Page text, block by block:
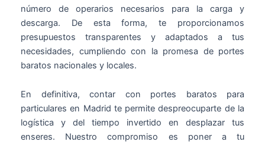
número de operarios necesarios para la carga y
descarga. De esta forma, te proporcionamos
presupuestos transparentes y adaptados a tus
necesidades, cumpliendo con la promesa de portes
baratos nacionales y locales.
En definitiva, contar con portes baratos para
particulares en Madrid te permite despreocuparte de la
logística y del tiempo invertido en desplazar tus
enseres. Nuestro compromiso es poner a tu